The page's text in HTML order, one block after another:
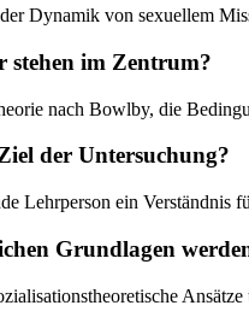
Dynamik von sexuellem
stehen im Zentrum?
nach Bowlby, die
der Untersuchung?
Lehrperson ein
Grundlagen